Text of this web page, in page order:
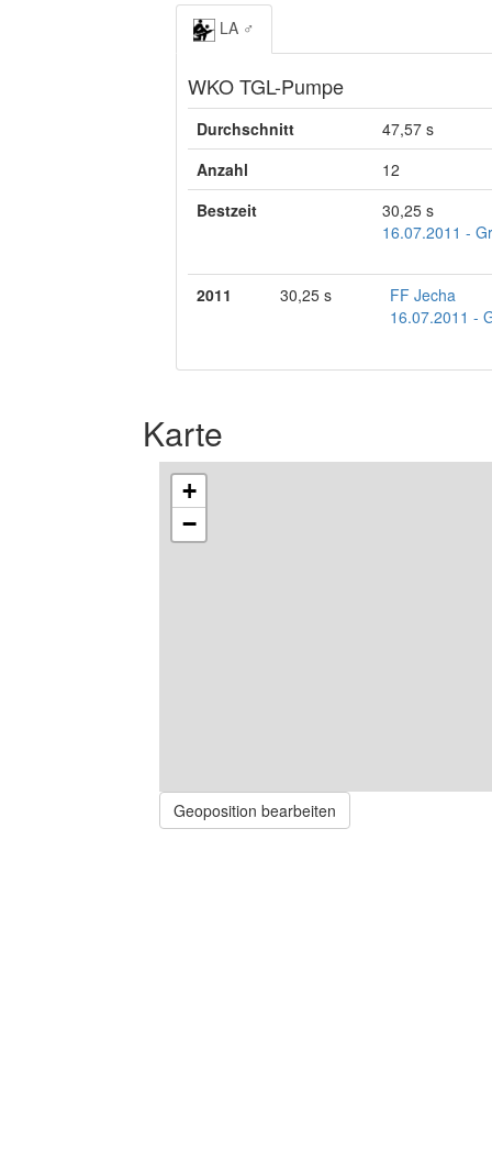
LA ♂
WKO TGL-Pumpe
Durchschnitt
47,57 s
Anzahl
12
Bestzeit
30,25 s
16.07.2011 -
2011 30,25 s
FF Jecha
16.07.2011 -
Karte
+
−
Geoposition bearbeiten